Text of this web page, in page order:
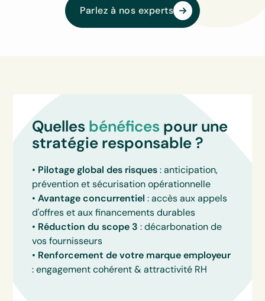
‍Parlez à nos experts
Quelles bénéfices pour une
stratégie responsable ?
• Pilotage global des risques: anticipation,
prévention et sécurisation opérationnelle
•Avantage concurrentiel : accès aux appels
d'offres et aux financements durables
• Réduction du scope 3 : décarbonation de
vos fournisseurs
• Renforcement de votre marque employeur
: engagement cohérent & attractivité RH